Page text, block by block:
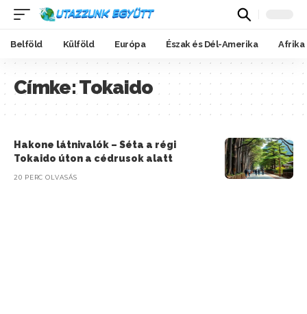
Belföld Külföld Európa Észak és Dél-Amerika Afrika
Címke:Tokaido
Hakone látnivalók – Séta a régi
Tokaido úton a cédrusok alatt
20 PERC OLVASÁS